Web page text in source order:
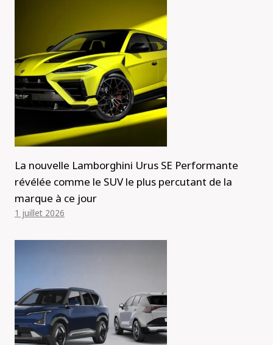
La nouvelle Lamborghini Urus SE Performante
révélée comme le SUV le plus percutant de la
marque à ce jour
1 juillet 2026